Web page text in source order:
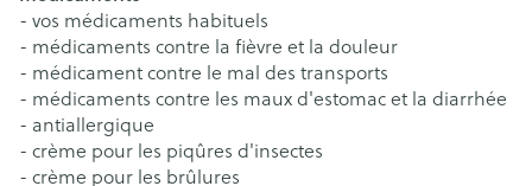
- vos médicaments habituels
- médicaments contre la fièvre et la douleur
- médicament contre le mal des transports
- médicaments contre les maux d'estomac et la diarrhée
- antiallergique
- crème pour les piqûres d'insectes
- crème pour les brûlures